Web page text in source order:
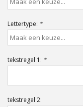
Lettertype: *
tekstregel 1: *
tekstregel 2: